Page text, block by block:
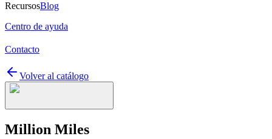
RecursosBlog
Centro de ayuda
Contacto
Volver al catálogo
Million Miles